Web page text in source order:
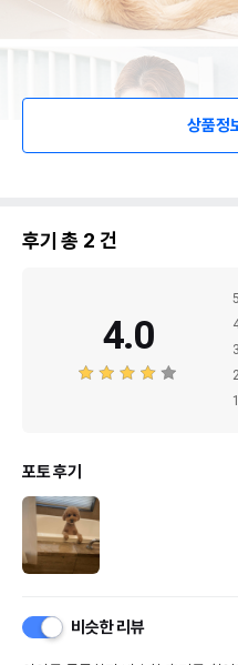
상품정
후기 총 2 건
4.0
5
3
1
포토 후기
비슷한 리뷰